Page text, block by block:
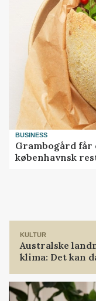
BUSINESS
Grambogård får
københavnsk
KULTUR
Australske
klima: Det kan